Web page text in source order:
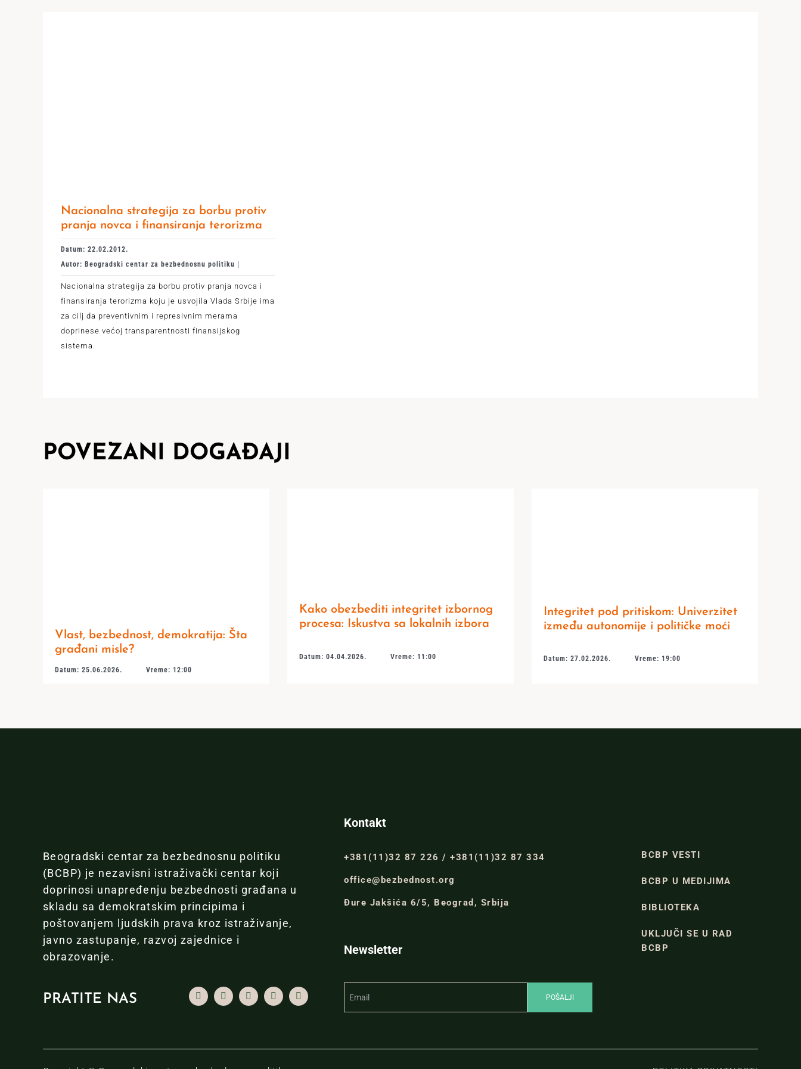
Nacionalna strategija za borbu protiv
pranja novca i finansiranja terorizma
Datum: 22.02.2012.
Autor: Beogradski centar za bezbednosnu politiku |
Nacionalna strategija za borbu protiv pranja novca i
finansiranja terorizma koju je usvojila Vlada Srbije ima
za cilj da preventivnim i represivnim merama
doprinese većoj transparentnosti finansijskog
sistema.
POVEZANI DOGAĐAJI
Vlast, bezbednost, demokratija: Šta
građani misle?
Datum: 25.06.2026. Vreme: 12:00
Kako obezbediti integritet izbornog
procesa: Iskustva sa lokalnih izbora
Datum: 04.04.2026. Vreme: 11:00
Integritet pod pritiskom: Univerzitet
između autonomije i političke moći
Datum: 27.02.2026. Vreme: 19:00
Beogradski centar za bezbednosnu politiku
(BCBP) je nezavisni istraživački centar koji
doprinosi unapređenju bezbednosti građana u
skladu sa demokratskim principima i
poštovanjem ljudskih prava kroz istraživanje,
javno zastupanje, razvoj zajednice i
obrazovanje.
PRATITE NAS
Kontakt
+381(11)32 87 226 / +381(11)32 87 334
office@bezbednost.org
Đure Jakšića 6/5, Beograd, Srbija
Newsletter
BCBP VESTI
BCBP U MEDIJIMA
BIBLIOTEKA
UKLJUČI SE U RAD
BCBP